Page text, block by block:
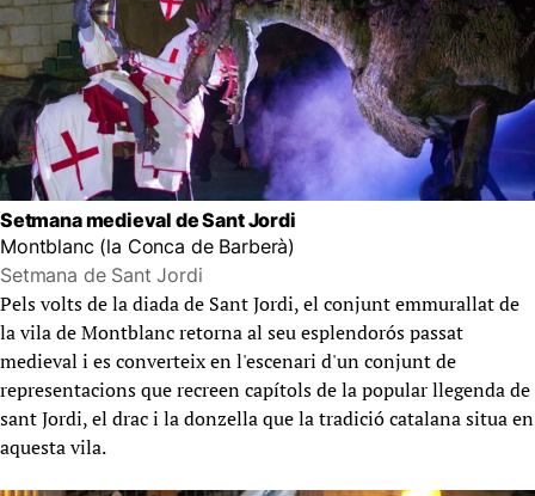
Setmana medieval de Sant Jordi
Montblanc (la Conca de Barberà)
Setmana de Sant Jordi
Pels volts de la diada de Sant Jordi, el conjunt emmurallat de
la vila de Montblanc retorna al seu esplendorós passat
medieval i es converteix en l'escenari d'un conjunt de
representacions que recreen capítols de la popular llegenda de
sant Jordi, el drac i la donzella que la tradició catalana situa en
aquesta vila.